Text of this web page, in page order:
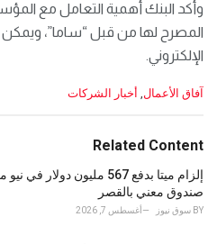
وأكد البنك أهمية التعامل مع
المصرح لها من قبل “ساما”،
الإلكتروني.
C
e
o
r
i
آفاق الأعمال, أخبار الشركات
Related Content
إلزام ميتا بدفع 567 مليون
صندوق معني بالقصر
BY سوق نيوز أغسطس 7, 2026